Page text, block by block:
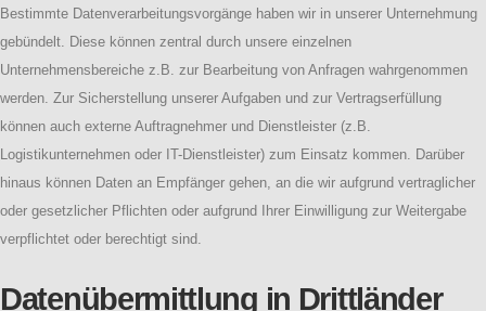
Bestimmte Datenverarbeitungsvorgänge haben wir in unserer Unternehmung
gebündelt. Diese können zentral durch unsere einzelnen
Unternehmensbereiche z.B. zur Bearbeitung von Anfragen wahrgenommen
werden. Zur Sicherstellung unserer Aufgaben und zur Vertragserfüllung
können auch externe Auftragnehmer und Dienstleister (z.B.
Logistikunternehmen oder IT-Dienstleister) zum Einsatz kommen. Darüber
hinaus können Daten an Empfänger gehen, an die wir aufgrund vertraglicher
oder gesetzlicher Pflichten oder aufgrund Ihrer Einwilligung zur Weitergabe
verpflichtet oder berechtigt sind.
Datenübermittlung in Drittländer